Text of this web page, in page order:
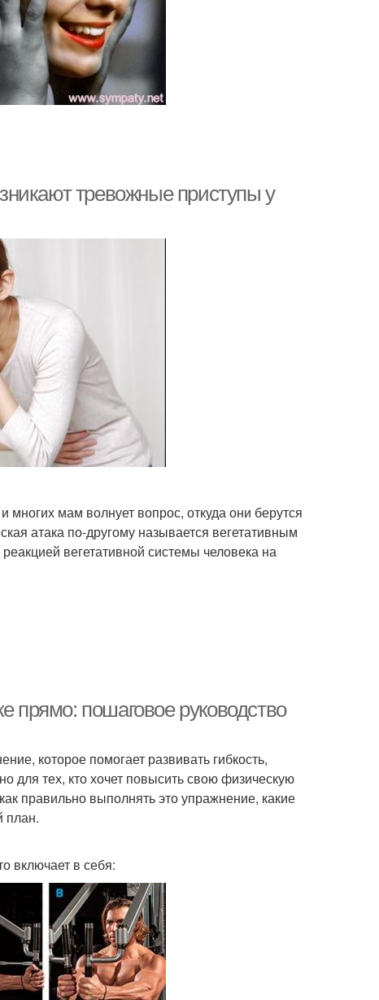
тревожные приступы у
мам волнует вопрос, откуда они берутся
атака по-другому называется вегетативным
вегетативной системы человека на
прямо: пошаговое руководство
которое помогает развивать гибкость,
для тех, кто хочет повысить свою физическую
правильно выполнять это упражнение, какие
план.
включает в себя: